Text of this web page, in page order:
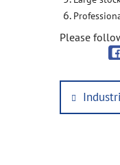
Please
PostPrevious
post: